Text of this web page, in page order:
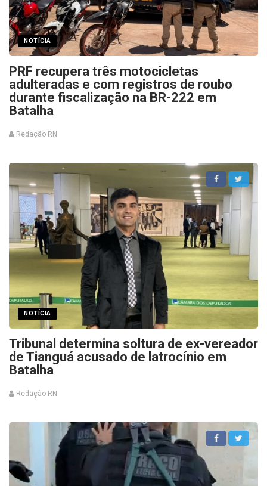
NOTÍCIA
PRF recupera três motocicletas
adulteradas e com registros de roubo
durante fiscalização na BR-222 em
Batalha
Redação RN
NOTÍCIA
Tribunal determina soltura de ex-vereador
de Tianguá acusado de latrocínio em
Batalha
Redação RN